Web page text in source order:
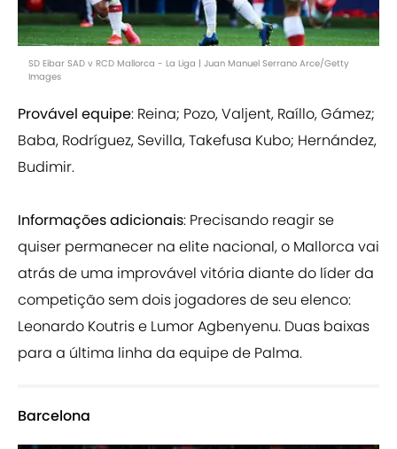
SD Eibar SAD v RCD Mallorca - La Liga | Juan Manuel Serrano Arce/Getty
Images
Provável equipe: Reina; Pozo, Valjent, Raíllo, Gámez;
Baba, Rodríguez, Sevilla, Takefusa Kubo; Hernández,
Budimir.
Informações adicionais: Precisando reagir se
quiser permanecer na elite nacional, o Mallorca vai
atrás de uma improvável vitória diante do líder da
competição sem dois jogadores de seu elenco:
Leonardo Koutris e Lumor Agbenyenu. Duas baixas
para a última linha da equipe de Palma.
Barcelona